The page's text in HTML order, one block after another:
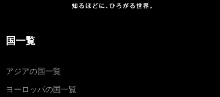
国一覧
アジアの国一覧
ヨーロッパの国一覧